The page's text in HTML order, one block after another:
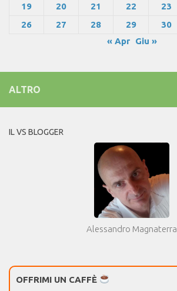
19
20 21 22 23
26
27 28 29 30
« Apr
Giu »
ALTRO
IL VS BLOGGER
Alessandro Magnaterra
OFFRIMI UN CAFFÈ